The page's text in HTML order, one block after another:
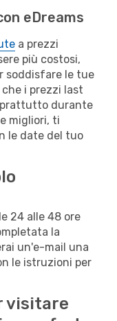
eDreams
a prezzi
più costosi,
soddisfare le tue
i prezzi last
durante
migliori, ti
le date del tuo
24 alle 48 ore
la
un'e-mail una
le istruzioni per
visitare